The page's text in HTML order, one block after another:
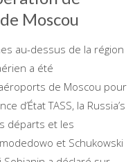
Moscou
au-dessus de la région
a été
de Moscou pour
d’État TASS, la Russia’s
départs et les
et Schukowski